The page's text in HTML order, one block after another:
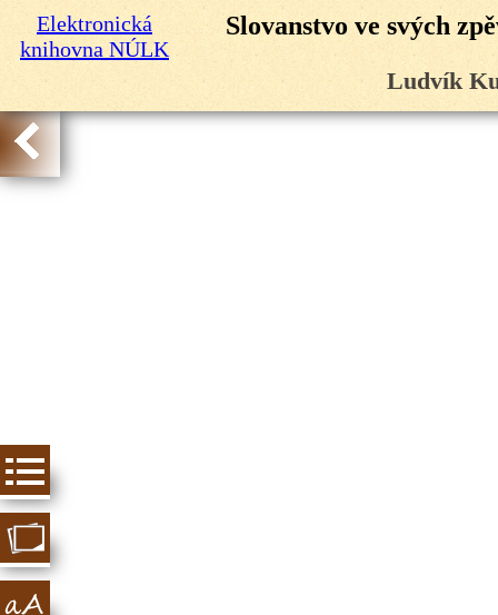
Elektronická
knihovna NÚLK
Slovanstvo ve svých
Ludvík